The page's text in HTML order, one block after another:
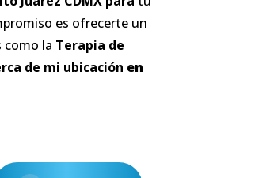
es ofrecerte un
como la Terapia de
de mi ubicación en